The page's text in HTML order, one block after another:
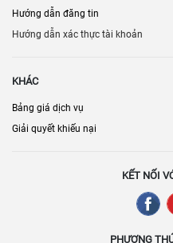
Hướng dẫn đăng tin
Hướng dẫn xác thực tài khoản
KHÁC
Bảng giá dịch vụ
Giải quyết khiếu nại
KẾT NỐI
PHƯƠNG